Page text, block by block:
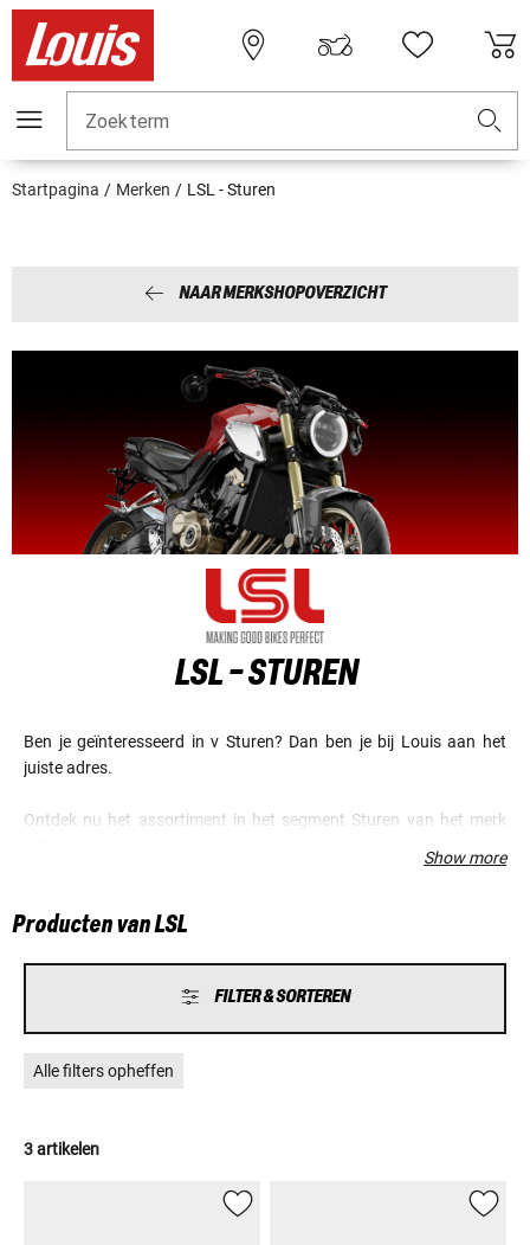
Zoekterm
Startpagina Merken LSL - Sturen
NAAR MERKSHOPOVERZICHT
LSL - STUREN
Ben je geïnteresseerd in v Sturen? Dan ben je bij Louis aan het
juiste adres.
Ontdek nu het assortiment in het segment Sturen van het merk
Show more
Producten van LSL
FILTER & SORTEREN
Alle filters opheffen
3 artikelen